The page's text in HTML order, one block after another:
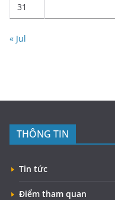
31
« Jul
THÔNG TIN
Tin tức
Điểm tham quan